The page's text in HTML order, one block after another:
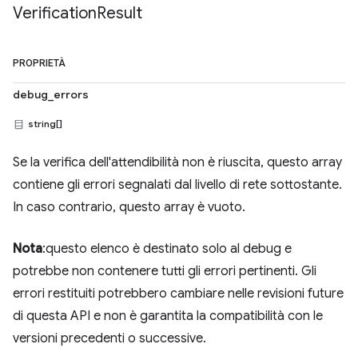
VerificationResult
PROPRIETÀ
debug_errors
string[]
Se la verifica dell'attendibilità non è riuscita, questo array
contiene gli errori segnalati dal livello di rete sottostante.
In caso contrario, questo array è vuoto.
Nota:questo elenco è destinato solo al debug e
potrebbe non contenere tutti gli errori pertinenti. Gli
errori restituiti potrebbero cambiare nelle revisioni future
di questa API e non è garantita la compatibilità con le
versioni precedenti o successive.